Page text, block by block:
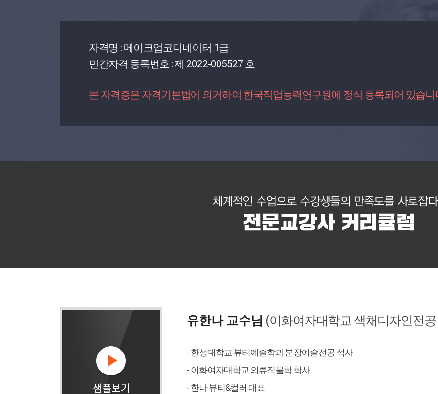
자격명 : 메이크업코디네이터 1급
민간자격 등록번호 : 제 2022-005527 호
본 자격증은 자격기본법에 의거하여 한국직업능력연구원에 정식 등록되어 있습니
유한나 교수님 (이화여자대학교 색채디자인전
- 한성대학교 뷰티예술학과 분장예술전공 석사
- 이화여자대학교 의류직물학 학사
- 한나 뷰티&컬러 대표